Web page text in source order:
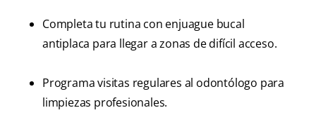
Completa tu rutina con enjuague bucal
antiplaca para llegar a zonas de difícil acceso.
Programa visitas regulares al odontólogo para
limpiezas profesionales.